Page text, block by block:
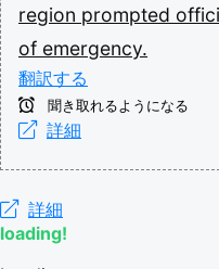
region prompted
of emergency.
翻訳する
聞き取れるようになる
詳細
詳細
loading!